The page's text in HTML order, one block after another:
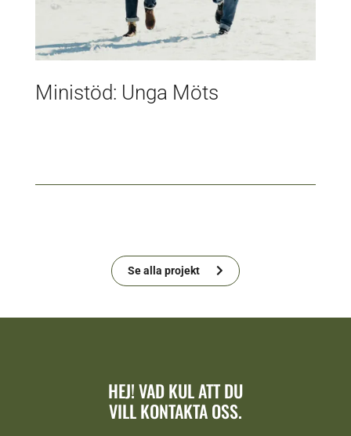
Ministöd: Unga Möts
Se alla projekt
HEJ! VAD KUL ATT DU
VILL KONTAKTA OSS.